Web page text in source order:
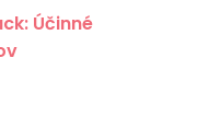
Účinné